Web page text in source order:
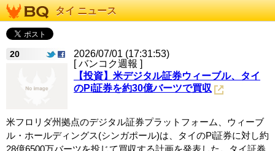
タイ ニュース
20
2026/07/01 (17:31:53)
[ バンコク週報 ]
【投資】米デジタル証券ウィーブル、タイ
のPi証券を約30億バーツで買収
米フロリダ州拠点のデジタル証券プラットフォーム、ウィーブ
ル・ホールディングス(シンガポール)は、タイのPi証券に対し約
28億6500万バーツを投じて買収する計画を発表した。タイ証券